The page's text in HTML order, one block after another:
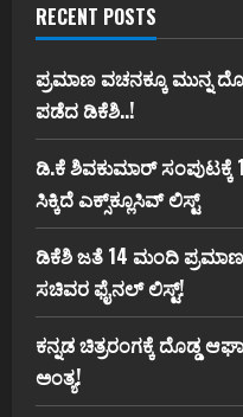
RECENT POSTS
ಪ್ರಮಾಣ ವಚನಕ್ಕೂ ಮುನ್ನ
ಪಡೆದ ಡಿಕೆಶಿ..!
ಡಿ.ಕೆ ಶಿವಕುಮಾರ್‌ ಸಂಪುಟಕ್ಕೆ
ಸಿಕ್ಕಿದೆ ಎಕ್ಸ್‌ಕ್ಲೂಸಿವ್‌ ಲಿಸ್ಟ್‌
ಡಿಕೆಶಿ ಜತೆ 14 ಮಂದಿ
ಸಚಿವರ ಫೈನಲ್ ಲಿಸ್ಟ್‌!
ಕನ್ನಡ ಚಿತ್ರರಂಗಕ್ಕೆ ದೊಡ್ಡ
ಅಂತ್ಯ!